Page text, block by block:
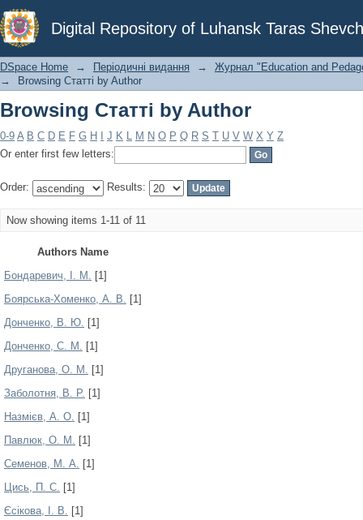
Digital Repository of Luhansk Taras
Browsing Статті by Author
DSpace Home → Періодичні видання →
Журнал "Education and
→
Browsing Статті by Author
Browsing Статті by Author
0-9 A B C D E F G H J K L M N O P Q R S T U V W X Y Z
Or enter first few letters:
Order: Results:
Now showing items 1-11 of 11
Authors Name
Бондаревич, І. М. [1]
Боярська-Хоменко, А. В. [1]
Донченко, В. Ю. [1]
Донченко, С. М. [1]
Друганова, О. М. [1]
Заболотня, В. Р. [1]
Назмієв, А. О. [1]
Павлюк, О. М. [1]
Семенов, М. А. [1]
Цись, П. С. [1]
Єсікова, І. В. [1]